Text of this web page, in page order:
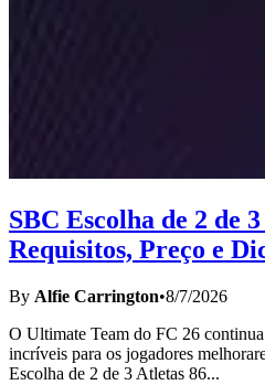
SBC Escolha de 2 de
Requisitos, Preço e
By Alfie Carrington•8/7/2026
O Ultimate Team do FC 26
incríveis para os jogadores
Escolha de 2 de 3 Atletas 86...